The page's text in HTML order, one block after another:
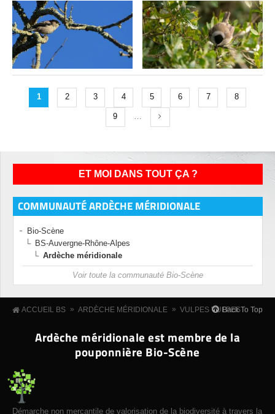
1 2 3 4 5 6 7 8
9
ET MOI DANS TOUT ÇA ?
COMMUNAUTÉ ARDÈCHE MÉRIDIONALE
Bio-Scène
BS-Auvergne-Rhône-Alpes
Ardèche méridionale
Voir toute la communauté Bio-Scène
ACCUEIL BS » ARDÈCHE MÉRIDIONALE » VULPES VULPESBack To Top
Ardèche méridionale est membre de la
pouponnière Bio-Scène
Démarche non mercantile de valorisation de la biodiversité à travers la